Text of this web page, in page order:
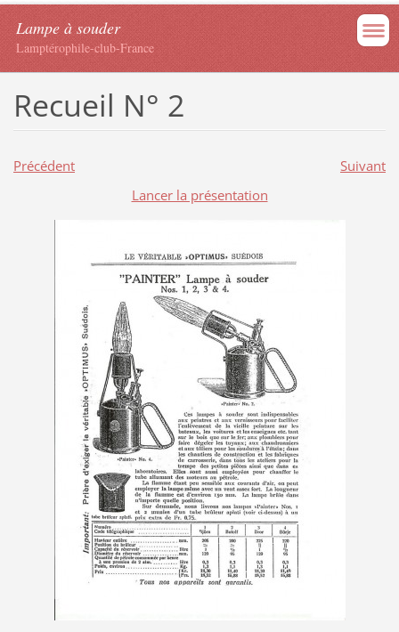
Lampe à souder
Lamptérophile-club-France
Recueil N° 2
Précédent
Suivant
Lancer la présentation